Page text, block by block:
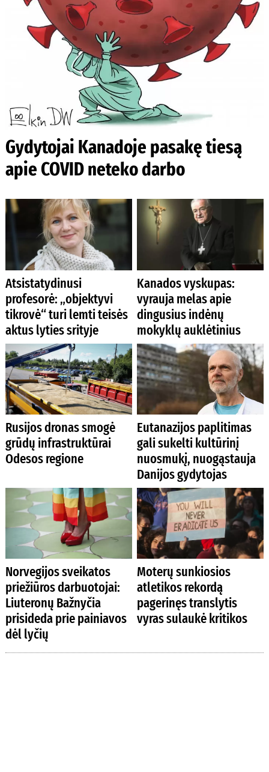
Gydytojai Kanadoje pasakę tiesą
apie COVID neteko darbo
Atsistatydinusi
profesorė: „objektyvi
tikrovė“ turi lemti teisės
aktus lyties srityje
Kanados vyskupas:
vyrauja melas apie
dingusius indėnų
mokyklų auklėtinius
Rusijos dronas smogė
grūdų infrastruktūrai
Odesos regione
Eutanazijos paplitimas
gali sukelti kultūrinį
nuosmukį, nuogąstauja
Danijos gydytojas
Norvegijos sveikatos
priežiūros darbuotojai:
Liuteronų Bažnyčia
prisideda prie painiavos
dėl lyčių
Moterų sunkiosios
atletikos rekordą
pagerinęs translytis
vyras sulaukė kritikos